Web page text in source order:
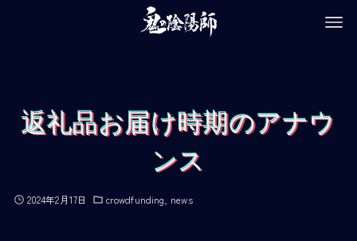
返礼品お届け時期のアナウ
ンス
2024年2月17日 crowdfunding news